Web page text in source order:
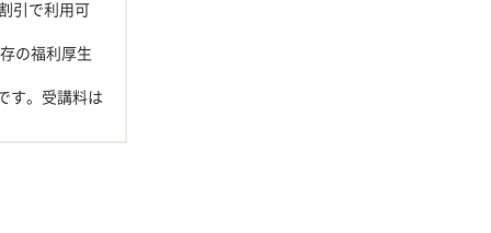
引で利用可
の福利厚生
す。受講料は